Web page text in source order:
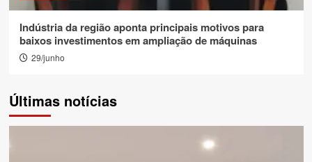
Indústria da região aponta principais motivos para
baixos investimentos em ampliação de máquinas
29/junho
Últimas notícias